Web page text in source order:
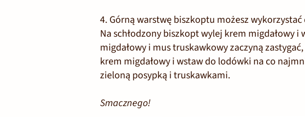
4. Górną warstwę biszkoptu możesz
Na schłodzony biszkopt wylej krem migdałowy
migdałowy i mus truskawkowy zaczyną
krem migdałowy i wstaw do lodówki na co
zieloną posypką i truskawkami.
Smacznego!